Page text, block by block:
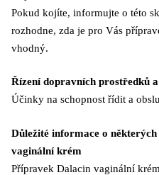
Pokud kojíte, informujte o této
rozhodne, zda je pro Vás
vhodný.
Řízení dopravních prostředků
Účinky na schopnost řídit a
Důležité informace o
vaginální krém
Přípravek Dalacin vaginální